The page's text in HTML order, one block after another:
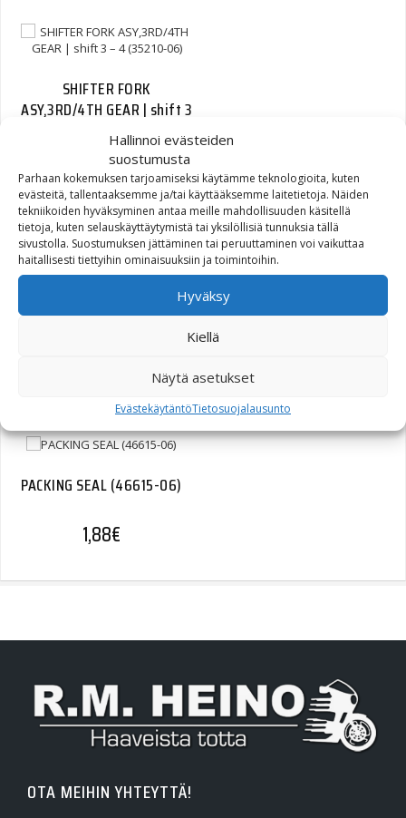
Hallinnoi evästeiden
suostumusta
Parhaan kokemuksen tarjoamiseksi käytämme teknologioita, kuten
evästeitä, tallentaaksemme ja/tai käyttääksemme laitetietoja. Näiden
tekniikoiden hyväksyminen antaa meille mahdollisuuden käsitellä
tietoja, kuten selauskäyttäytymistä tai yksilöllisiä tunnuksia tällä
sivustolla. Suostumuksen jättäminen tai peruuttaminen voi vaikuttaa
haitallisesti tiettyihin ominaisuuksiin ja toimintoihin.
Hyväksy
Kiellä
Näytä asetukset
EvästekäytäntöTietosuojalausunto
SHIFTER FORK
ASY,3RD/4TH GEAR | shift 3
– 4 (35210-06)
91,39€
TRANSMISSION | pocketed
PACKING SEAL (46615-06)
1,88€
OTA MEIHIN YHTEYTTÄ!